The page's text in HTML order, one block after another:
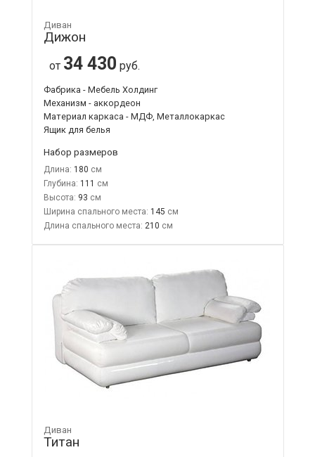
Диван
Дижон
от 34 430 руб.
Фабрика - Мебель Холдинг
Механизм - аккордеон
Материал каркаса - МДФ, Металлокаркас
Ящик для белья
Набор размеров
Длина: 180
Глубина: 111
Высота: 93
Ширина спального места: 145
Длина спального места: 210
Диван
Титан